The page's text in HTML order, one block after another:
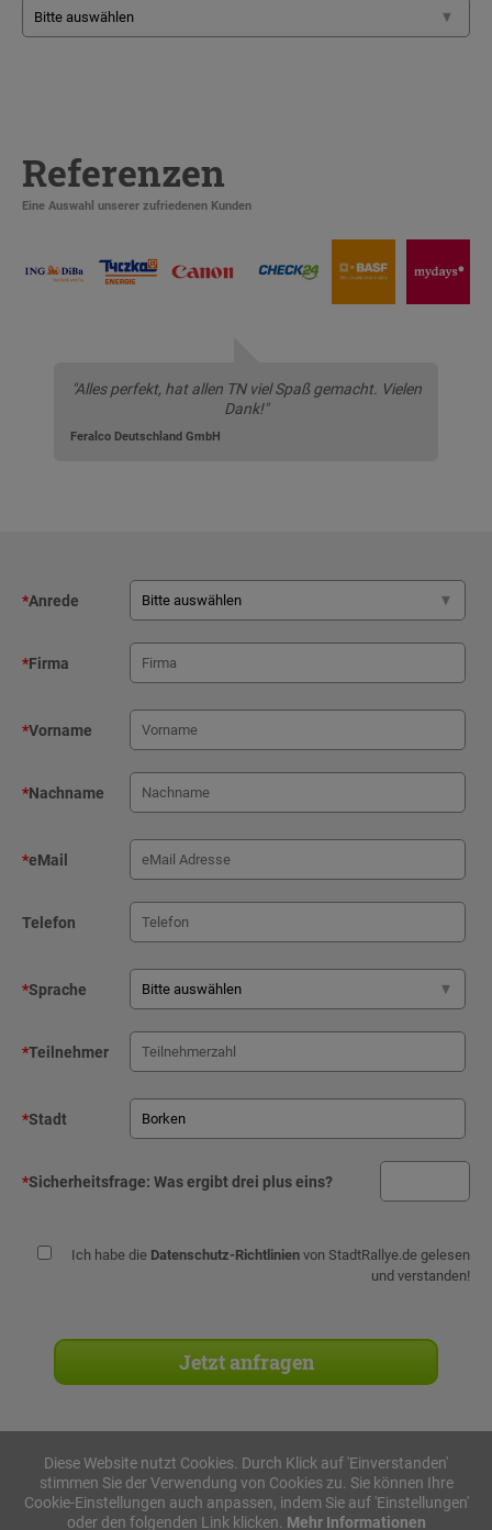
Referenzen
Eine Auswahl unserer zufriedenen Kunden
"Alles perfekt, hat allen TN viel Spaß gemacht. Vielen
Dank!"
Feralco Deutschland GmbH
*Anrede
*Firma
*Vorname
*Nachname
*eMail
Telefon
*Sprache
*Teilnehmer
*Stadt
*Sicherheitsfrage: Was ergibt drei plus eins?
Ich habe die Datenschutz-Richtlinien von StadtRallye.de gelesen
und verstanden!
Stadtrallyes
iPad Rallye
Diese Website nutzt Cookies. Durch Klick auf 'Einverstanden'
stimmen Sie der Verwendung von Cookies zu. Sie können Ihre
Cookie-Einstellungen auch anpassen, indem Sie auf 'Einstellungen'
oder den folgenden Link klicken. Mehr Informationen